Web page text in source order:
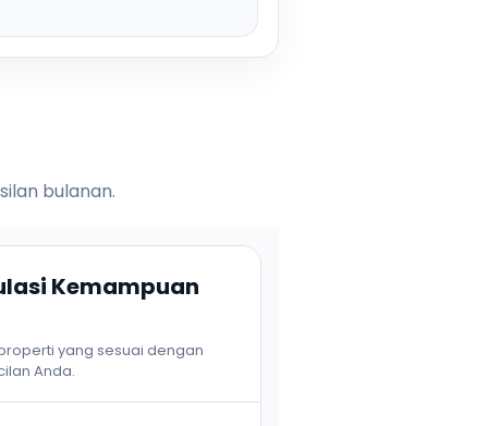
bulanan.
Kemampuan
yang sesuai dengan
Anda.